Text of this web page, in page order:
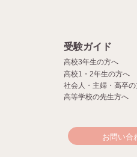
受験ガイド
高校3年生の方へ
高校1・2年生の方へ
社会人・主婦・高卒の
高等学校の先生方へ
お問い合